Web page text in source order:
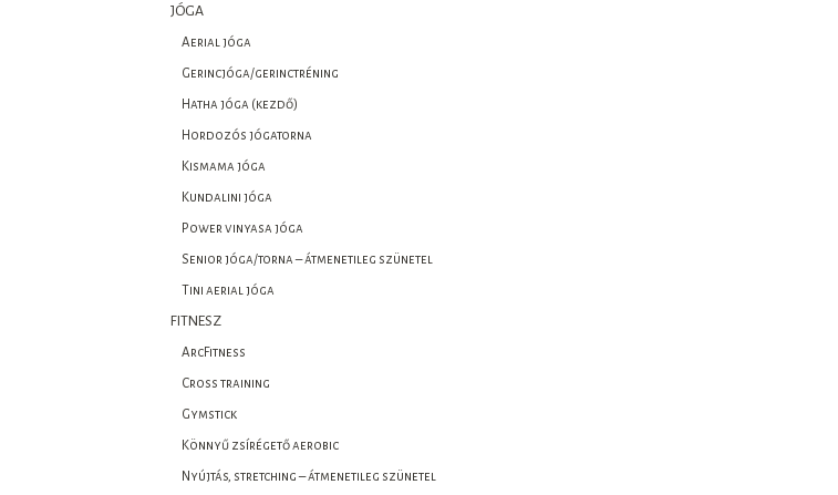
JÓGA
Aerial jóga
Gerincjóga/gerinctréning
Hatha jóga (kezdő)
Hordozós jógatorna
Kismama jóga
Kundalini jóga
Power vinyasa jóga
Senior jóga/torna – átmenetileg szünetel
Tini aerial jóga
FITNESZ
ArcFitness
Cross training
Gymstick
Könnyű zsírégető aerobic
Nyújtás, stretching – átmenetileg szünetel